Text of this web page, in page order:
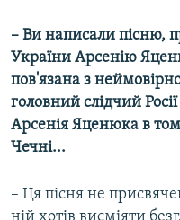
– Ви написали пісню,
України Арсенію
пов'язана з
головний слідчий
Арсенія Яценюка в
Чечні...
– Ця пісня не